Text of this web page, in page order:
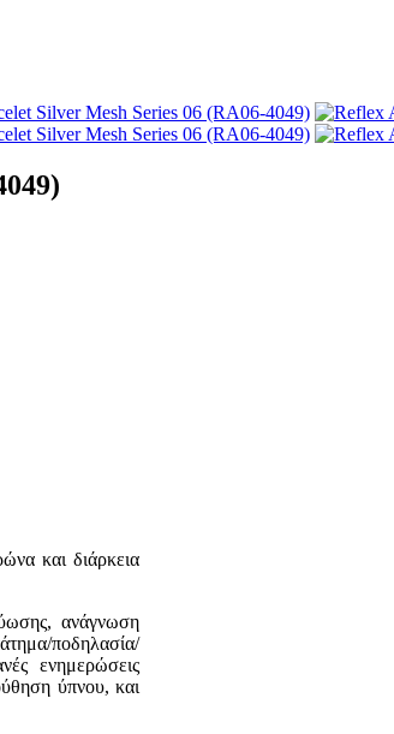
και διάρκεια
ανάγνωση
ποδηλασία/
ενημερώσεις
ύπνου, και